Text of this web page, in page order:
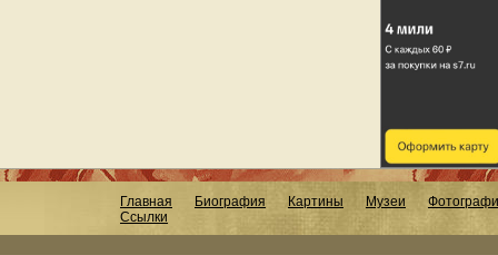
Главная Биография Картины Музеи
Ссылки